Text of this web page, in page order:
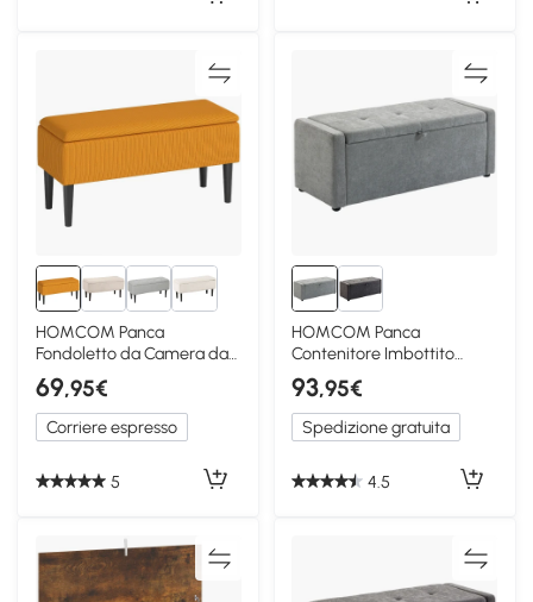
HOMCOM Panca
Fondoletto da Camera da
Letto e Ingresso Arancione
69,95€
Corriere espresso
5
HOMCOM Panca
Contenitore Imbottito
Effetto Lino Grigio Chiaro
93,95€
Spedizione gratuita
4.5